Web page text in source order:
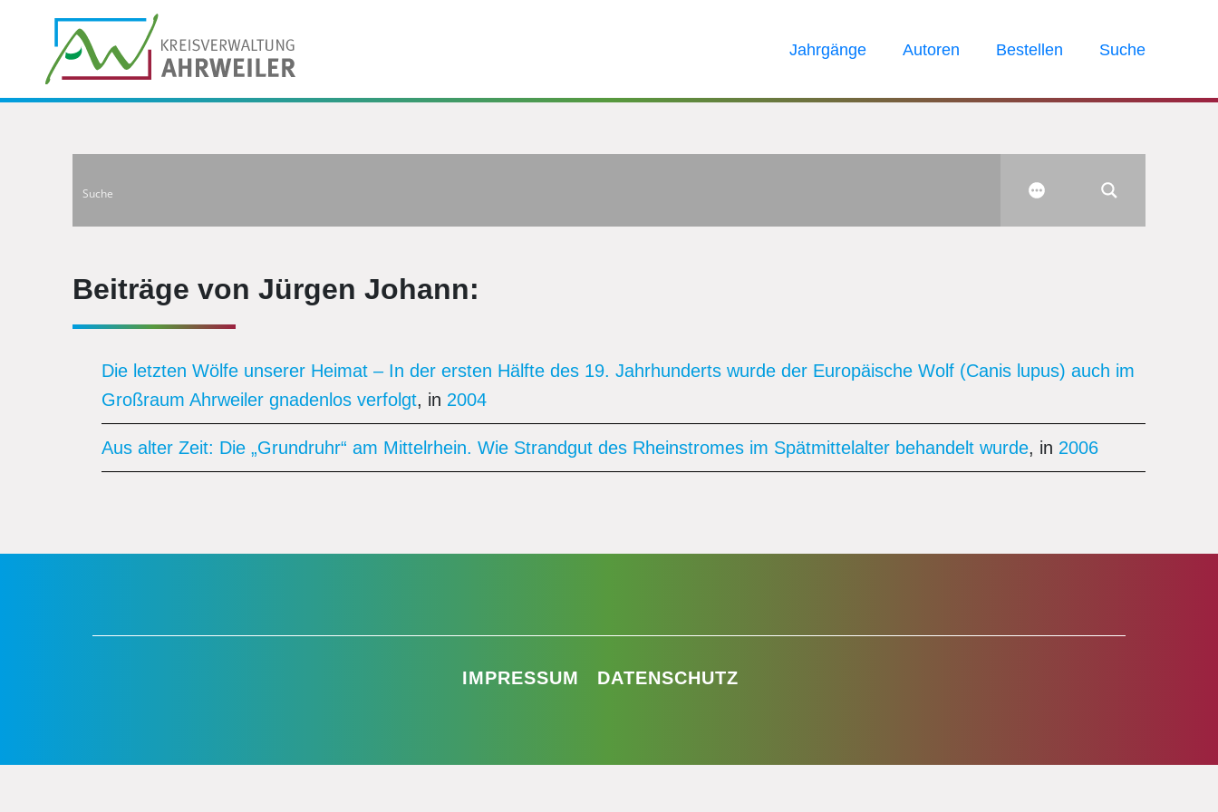
Jahrgänge Autoren Bestellen Suche
Beiträge von Jürgen Johann:
Die letzten Wölfe unserer Heimat – In der ersten Hälfte des 19. Jahrhunderts wurde der Europäische Wolf (Canis lupus) auch im
Großraum Ahrweiler gnadenlos verfolgt, in 2004
Aus alter Zeit: Die „Grundruhr“ am Mittelrhein. Wie Strandgut des Rheinstromes im Spätmittelalter behandelt wurde, in 2006
IMPRESSUM DATENSCHUTZ